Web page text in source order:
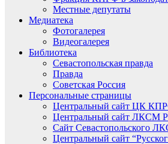
Местные депутаты
Медиатека
Фотогалерея
Видеогалерея
Библиотека
Севастопольская правда
Правда
Советская Россия
Персональные страницы
Центральный сайт ЦК
Центральный сайт ЛКСМ
Сайт Севастопольского
Центральный сайт